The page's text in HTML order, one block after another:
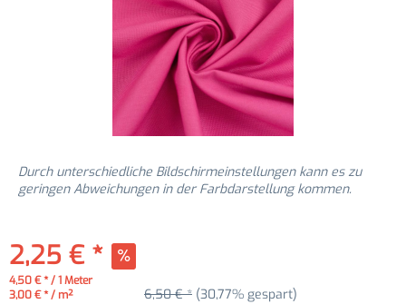
Durch unterschiedliche Bildschirmeinstellungen kann es zu
geringen Abweichungen in der Farbdarstellung kommen.
2,25 € *
4,50 € * / 1 Meter
3,00 € * / m²
6,50 € * (30,77% gespart)